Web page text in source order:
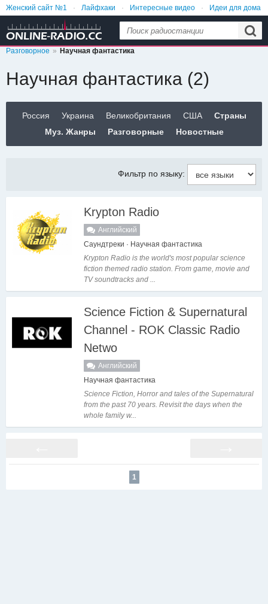
Женский сайт №1 Лайфхаки Интересные видео
Идеи для дома
Анекдоты и приколы
Еда и рецепты
Разговорное Научная фантастика
Научная фантастика (2)
Россия Украина Великобритания США
Страны
Муз. Жанры
Разговорные Новостные
Фильтр по языку:
Krypton Radio
Английский
Саундтреки · Научная фантастика
Krypton Radio is the world's most popular science
fiction themed radio station. From game, movie and
TV soundtracks and ...
Science Fiction & Supernatural
Channel - ROK Classic Radio
Netwo
Английский
Научная фантастика
Science Fiction, Horror and tales of the Supernatural
from the past 70 years. Revisit the days when the
whole family w...
1